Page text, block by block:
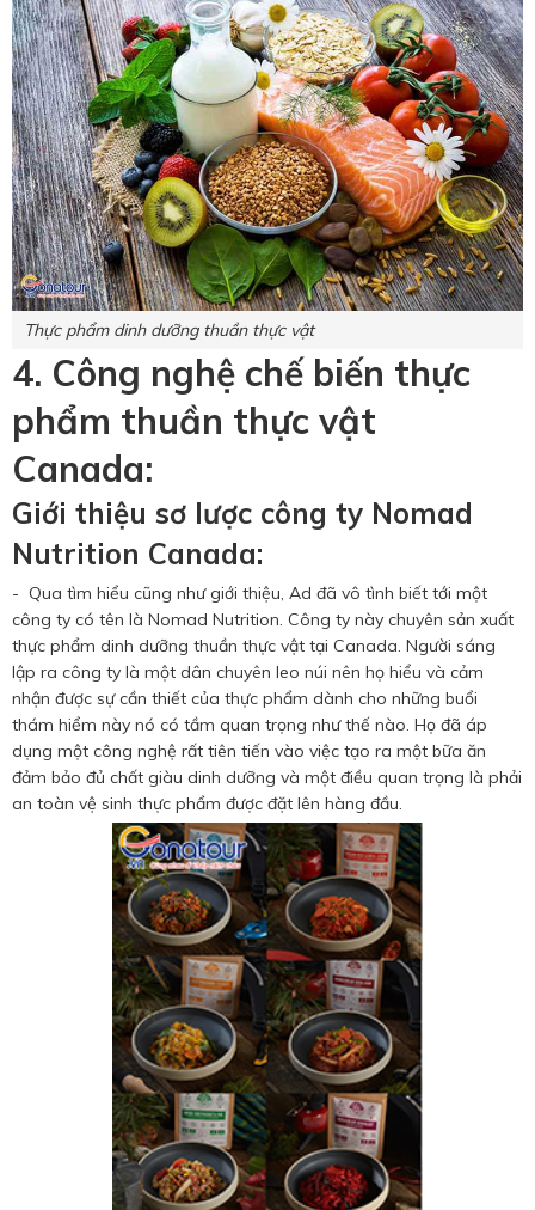
Thực phẩm dinh dưỡng thuần thực vật
4. Công nghệ chế biến thực
phẩm thuần thực vật
Canada:
Giới thiệu sơ lược công ty Nomad
Nutrition Canada:
- Qua tìm hiểu cũng như giới thiệu, Ad đã vô tình biết tới một
công ty có tên là Nomad Nutrition. Công ty này chuyên sản xuất
thực phẩm dinh dưỡng thuần thực vật tại Canada. Người sáng
lập ra công ty là một dân chuyên leo núi nên họ hiểu và cảm
nhận được sự cần thiết của thực phẩm dành cho những buổi
thám hiểm này nó có tầm quan trọng như thế nào. Họ đã áp
dụng một công nghệ rất tiên tiến vào việc tạo ra một bữa ăn
đảm bảo đủ chất giàu dinh dưỡng và một điều quan trọng là phải
an toàn vệ sinh thực phẩm được đặt lên hàng đầu.